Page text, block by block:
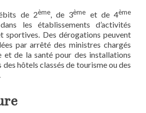
de 2ème, de 3ème et de 4ème
les établissements d’activités
sportives. Des dérogations peuvent
par arrêté des ministres chargés
et de la santé pour des installations
des hôtels classés de tourisme ou des